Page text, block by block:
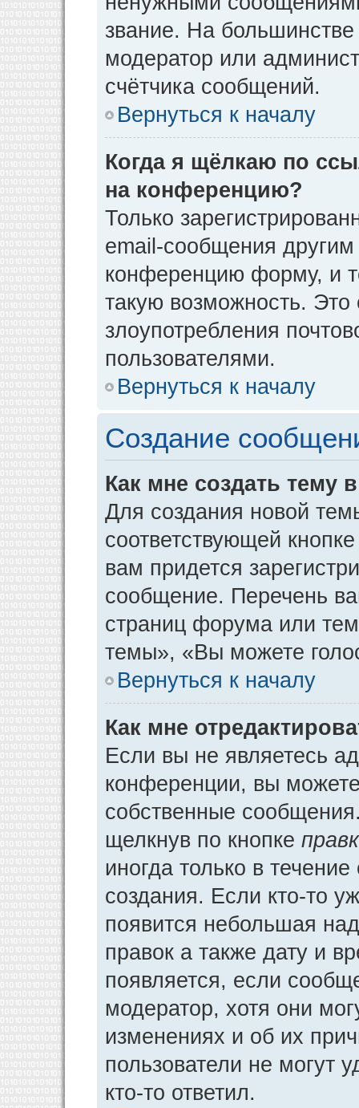
звание. На
модератор или
счётчика сообщений.
Вернуться к началу
Когда я щёлкаю по
на конференцию?
Только
email-сообщения
конференцию форму, и
такую возможность. Это
злоупотребления
пользователями.
Вернуться к началу
Создание
Как мне создать тему
Для создания новой
соответствующей
вам придется
сообщение. Перечень
страниц форума или
темы», «Вы можете
Вернуться к началу
Как мне
Если вы не являетесь
конференции, вы можете
собственные
щелкнув по кнопке
иногда только в
создания. Если кто-то
появится небольшая
правок а также дату и
появляется, если
модератор, хотя они
изменениях и об их
пользователи не могут
кто-то ответил.